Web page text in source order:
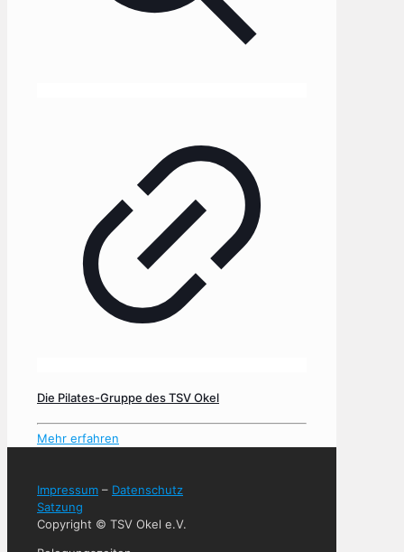
Die Pilates-Gruppe des TSV Okel
Mehr erfahren
Impressum – Datenschutz
Satzung
Copyright © TSV Okel e.V.